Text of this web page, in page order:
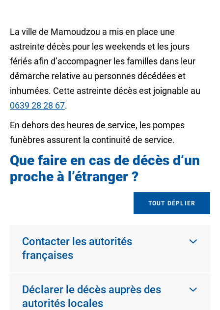
La ville de Mamoudzou a mis en place une
astreinte décès pour les weekends et les jours
fériés afin d’accompagner les familles dans leur
démarche relative au personnes décédées et
inhumées. Cette astreinte décès est joignable au
0639 28 28 67.
En dehors des heures de service, les pompes
funèbres assurent la continuité de service.
Que faire en cas de décès d’un
proche à l’étranger ?
TOUT DÉPLIER
Contacter les autorités
françaises
Déclarer le décès auprès des
autorités locales